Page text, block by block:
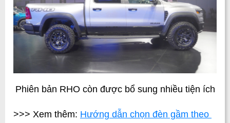
Phiên bản RHO còn được bổ sung nhiều tiện ích
>>> Xem thêm: Hướng dẫn chọn đèn gầm theo